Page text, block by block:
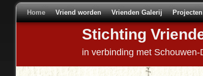
Spring naar de primaire inhoud
Spring naar de secundaire inhoud
Home Vriend worden Vrienden Galerij Projecten
Stichting
in verbinding met Schouwen-